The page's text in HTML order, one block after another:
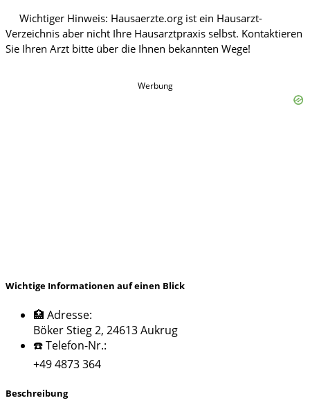
Werbung
Wichtige Informationen auf einen Blick
🏥 Adresse:
Böker Stieg 2, 24613 Aukrug
☎️ Telefon-Nr.:
+49 4873 364
Beschreibung